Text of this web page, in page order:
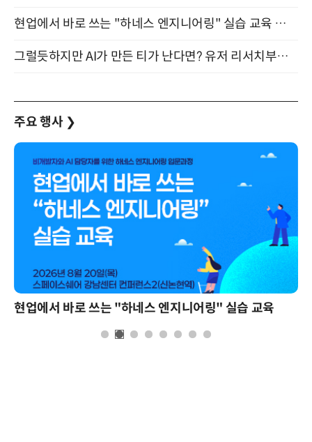
현업에서 바로 쓰는 "하네스 엔지니어링" 실습 교육 워크숍 8월 20일 개최
그럴듯하지만 AI가 만든 티가 난다면? 유저 리서치부터 배포까지! (9/15)
주요 행사 ❯
현업에서 바로 쓰는 "하네스 엔지니어링" 실습 교육